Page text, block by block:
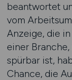
beantwortet
vom
Anzeige, die
einer
spürbar ist,
Chance, die